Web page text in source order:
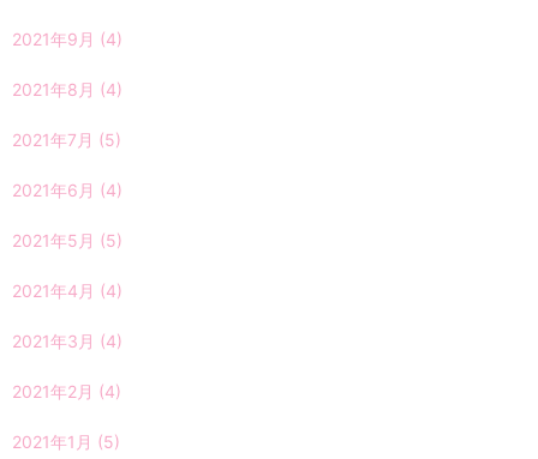
2021年9月 (4)
2021年8月 (4)
2021年7月 (5)
2021年6月 (4)
2021年5月 (5)
2021年4月 (4)
2021年3月 (4)
2021年2月 (4)
2021年1月 (5)